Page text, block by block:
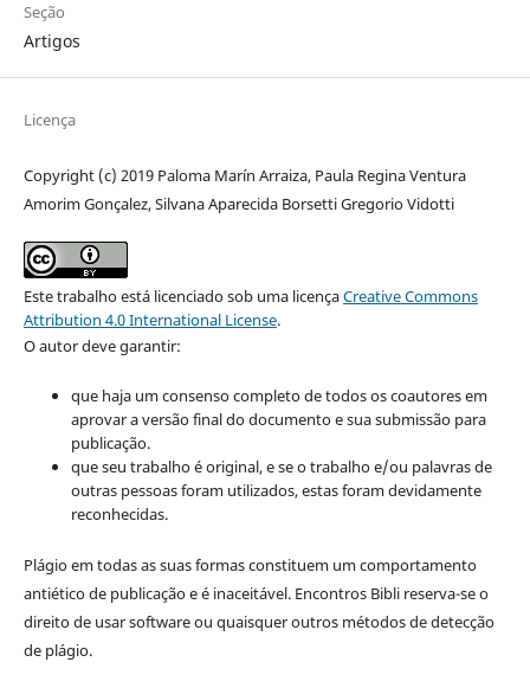
Seção
Artigos
Licença
Copyright (c) 2019 Paloma Marín Arraiza, Paula Regina Ventura
Amorim Gonçalez, Silvana Aparecida Borsetti Gregorio Vidotti
Este trabalho está licenciado sob uma licençaCreative Commons
Attribution 4.0 International License.
O autor deve garantir:
que haja um consenso completo de todos os coautores em
aprovar a versão final do documento e sua submissão para
publicação.
que seu trabalho é original, e se o trabalho e/ou palavras de
outras pessoas foram utilizados, estas foram devidamente
reconhecidas.
Plágio em todas as suas formas constituem um comportamento
antiético de publicação e é inaceitável. Encontros Bibli reserva-se o
direito de usar software ou quaisquer outros métodos de detecção
de plágio.